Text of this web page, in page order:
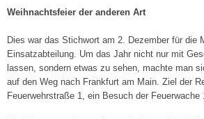
Weihnachtsfeier der anderen Art
Dies war das Stichwort am 2. Dezember für die
Einsatzabteilung. Um das Jahr nicht nur mit
lassen, sondern etwas zu sehen, machte man
auf den Weg nach Frankfurt am Main. Ziel der
Feuerwehrstraße 1, ein Besuch der Feuerwache